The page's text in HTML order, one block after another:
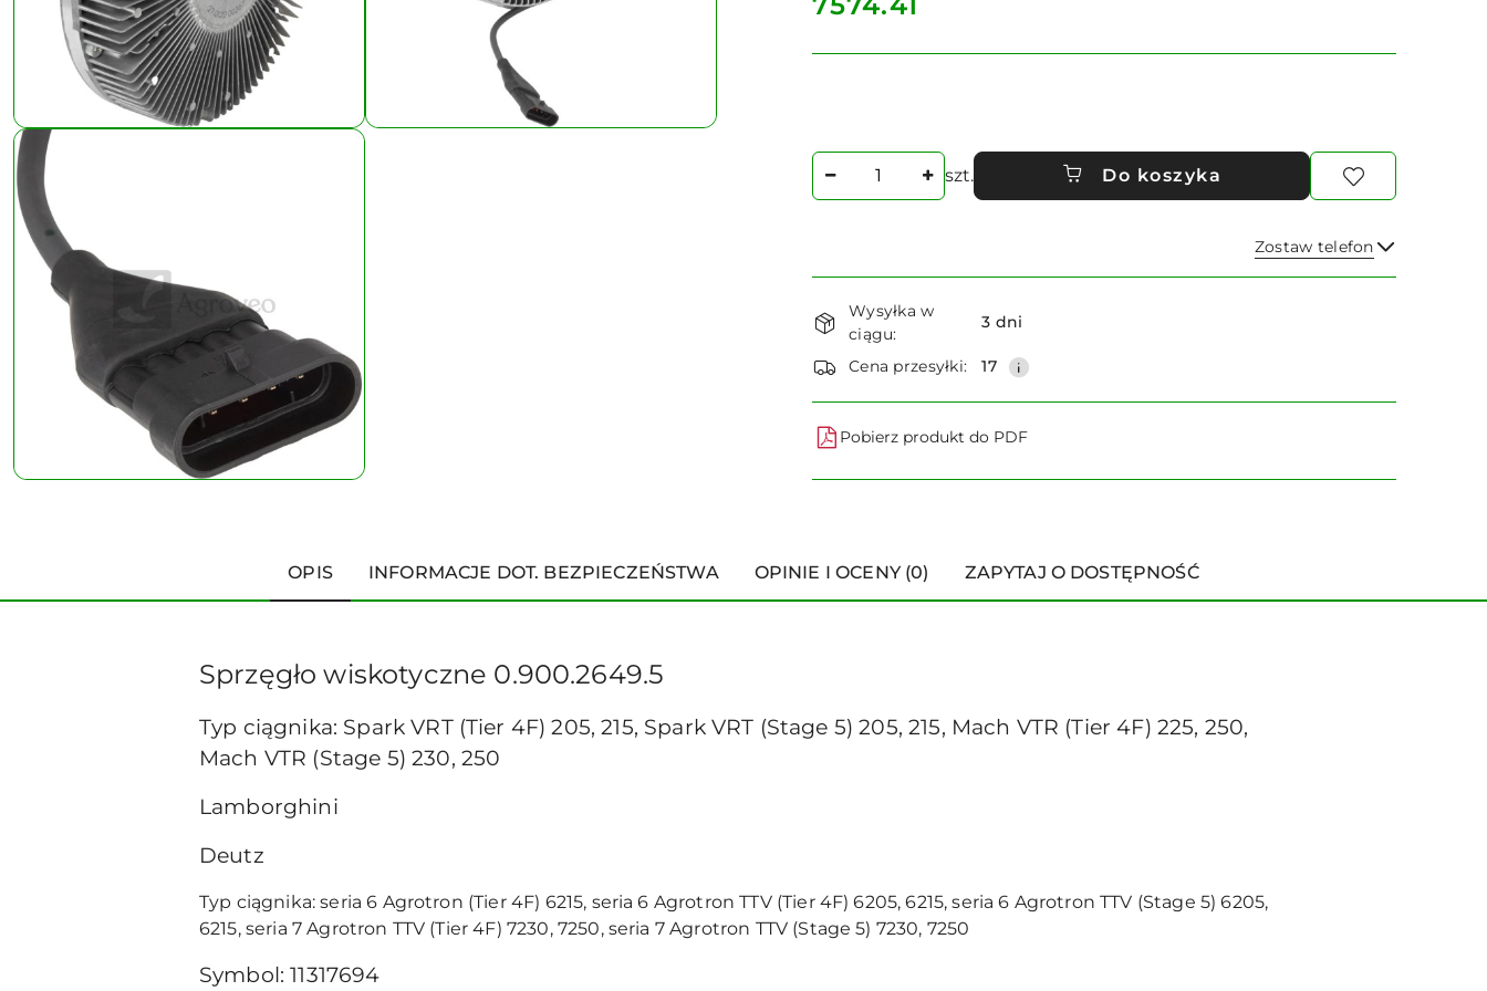
Ilość
szt. Do koszyka
Zostaw telefon
Wyślij
Dostępność
i
dostawa
Wysyłka w
ciągu:
3 dni
Cena przesyłki: 17
Pobierz produkt do PDF
OPIS INFORMACJE DOT. BEZPIECZEŃSTWA OPINIE I OCENY (0) ZAPYTAJ O DOSTĘPNOŚĆ
Sprzęgło wiskotyczne 0.900.2649.5
Typ ciągnika: Spark VRT (Tier 4F) 205, 215, Spark VRT (Stage 5) 205, 215, Mach VTR (Tier 4F) 225, 250,
Mach VTR (Stage 5) 230, 250
Lamborghini
Deutz
Typ ciągnika: seria 6 Agrotron (Tier 4F) 6215, seria 6 Agrotron TTV (Tier 4F) 6205, 6215, seria 6 Agrotron TTV (Stage 5) 6205,
6215, seria 7 Agrotron TTV (Tier 4F) 7230, 7250, seria 7 Agrotron TTV (Stage 5) 7230, 7250
Symbol: 11317694